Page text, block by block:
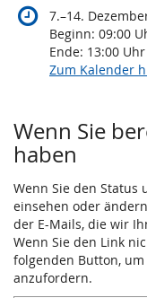
7.–bis
14.
Beginn: 09:00
Ende: 13:00 Uhr
Zum Kalender
Wenn Sie
haben
Wenn Sie den Status
einsehen oder
der E-Mails, die wir
Wenn Sie den Link
folgenden Button,
anzufordern.